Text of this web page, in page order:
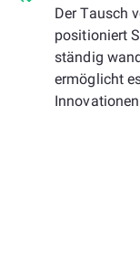
Der Tausch
positioniert
ständig
ermöglicht